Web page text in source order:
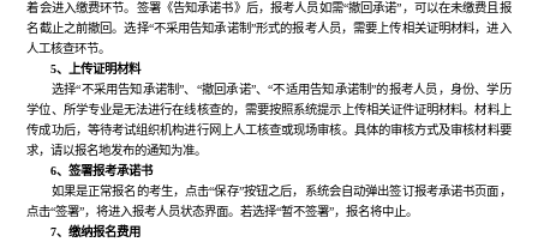
着会进入缴费环节。签署《告知承诺书》后，报考人员如需“撤回承诺”，可以在未缴费且报
名截止之前撤回。选择“不采用告知承诺制”形式的报考人员，需要上传相关证明材料，进入
人工核查环节。
5、上传证明材料
选择“不采用告知承诺制”、“撤回承诺”、“不适用告知承诺制”的报考人员，身份、学历
学位、所学专业是无法进行在线核查的，需要按照系统提示上传相关证件证明材料。材料上
传成功后，等待考试组织机构进行网上人工核查或现场审核。具体的审核方式及审核材料要
求，请以报名地发布的通知为准。
6、签署报考承诺书
如果是正常报名的考生，点击“保存”按钮之后，系统会自动弹出签订报考承诺书页面，
点击“签署”，将进入报考人员状态界面。若选择“暂不签署”，报名将中止。
7、缴纳报名费用